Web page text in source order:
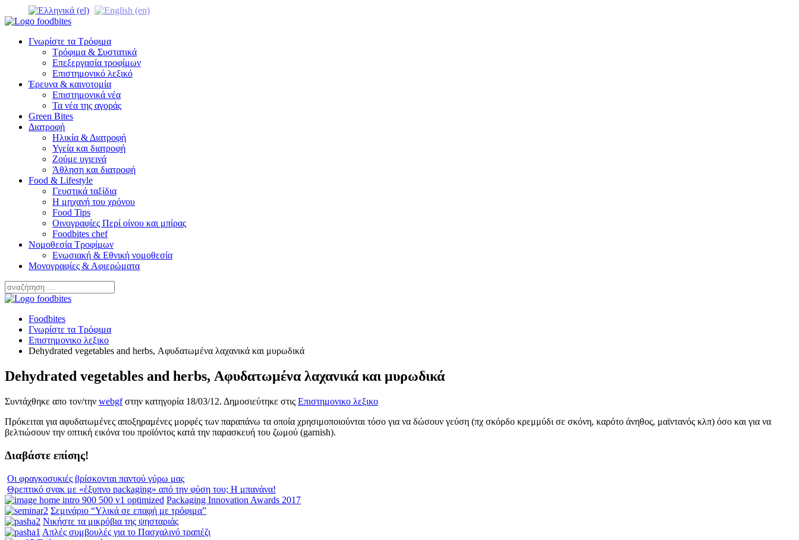
Γνωρίστε τα Τρόφιμα
Τρόφιμα & Συστατικά
Επεξεργασία τροφίμων
Επιστημονικό λεξικό
Έρευνα & καινοτομία
Επιστημονικά νέα
Τα νέα της αγοράς
Green Bites
Διατροφή
Ηλικία & Διατροφή
Υγεία και διατροφή
Ζούμε υγιεινά
Άθληση και διατροφή
Food & Lifestyle
Γευστικά ταξίδια
Η μηχανή του χρόνου
Food Tips
Οινογραφίες Περί οίνου και μπίρας
Foodbites chef
Νομοθεσία Τροφίμων
Ενωσιακή & Εθνική νομοθεσία
Μονογραφίες & Αφιερώματα
Foodbites
Γνωρίστε τα Τρόφιμα
Επιστημονικο λεξικο
Dehydrated vegetables and herbs, Αφυδατωμένα λαχανικά και μυρωδικά
Dehydrated vegetables and herbs, Αφυδατωμένα λαχανικά και μυρωδικά
Συντάχθηκε απο τον/την webgfστην κατηγορία 18/03/12. Δημοσιεύτηκε στις Επιστημονικο λεξικο
Πρόκειται για αφυδατωμένες αποξηραμένες μορφές των παραπάνω τα οποία χρησιμοποιούνται τόσο για να δώσουν γεύση (πχ σκόρδο κρεμμύδι σε σκόνη, καρότο άνηθος, μαϊντανός κλπ) όσο και για να
βελτιώσουν την οπτική εικόνα του προϊόντος κατά την παρασκευή του ζωμού (garnish).
Διαβάστε επίσης!
Οι φραγκοσυκιές βρίσκονται παντού γύρω μας
Θρεπτικό σνακ με «έξυπνο packaging» από την φύση του; Η μπανάνα!
Packaging Innovation Awards 2017
Σεμινάριο “Υλικά σε επαφή με τρόφιμα”
Νικήστε τα μικρόβια της ψησταριάς
Απλές συμβουλές για το Πασχαλινό τραπέζι